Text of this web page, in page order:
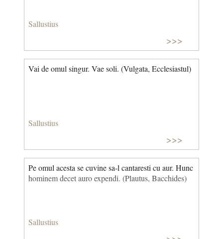
Sallustius
>>>
Vai de omul singur. Vae soli. (Vulgata, Ecclesiastul)
Sallustius
>>>
Pe omul acesta se cuvine sa-l cantaresti cu aur. Hunc
hominem decet auro expendi. (Plautus, Bacchides)
Sallustius